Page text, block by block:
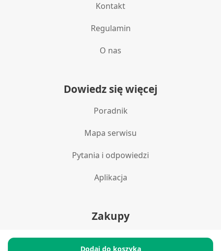
Dodaj do koszyka
Kontakt
Regulamin
O nas
Dowiedz się więcej
Poradnik
Mapa serwisu
Pytania i odpowiedzi
Aplikacja
Zakupy
Polityka prywatności